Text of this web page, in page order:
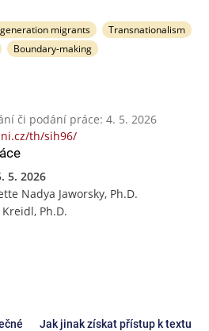
migrants
Transnationalism
Boundary-making
či podání práce: 4. 5. 2026
th/sih96/
5. 2026
Nadya Jaworsky, Ph.D.
Ph.D.
Jak jinak získat přístup k textu